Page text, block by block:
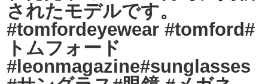
されたモデルです。
#tomfordeyewear #tomford#
トムフォード
#leonmagazine#sunglasses